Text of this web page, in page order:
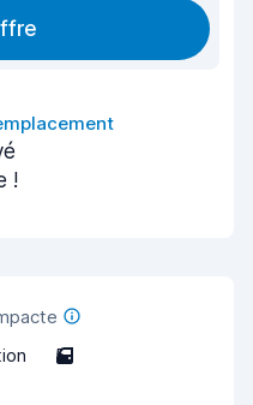
!
5